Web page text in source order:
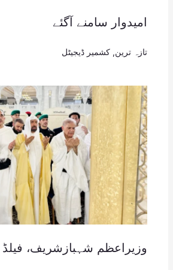
امیدوار سامنے آگئے
تازہ ترین کشمیر ڈیجیٹل
وزیراعظم شہبازشریف،